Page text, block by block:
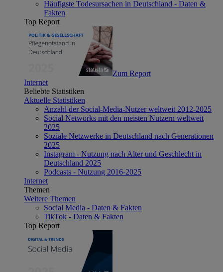
Häufigste Todesursachen in Deutschland - Daten &
Fakten
Top Report
Zum Report
Internet
Beliebte Statistiken
Aktuelle Statistiken
Anzahl der Social-Media-Nutzer weltweit 2012-2025
Social Networks mit den meisten Nutzern weltweit
2025
Soziale Netzwerke in Deutschland nach Generationen
2025
Instagram - Nutzung nach Alter und Geschlecht in
Deutschland 2025
Podcasts - Nutzung 2016-2025
Internet
Themen
Weitere Themen
Social Media - Daten & Fakten
TikTok - Daten & Fakten
Top Report